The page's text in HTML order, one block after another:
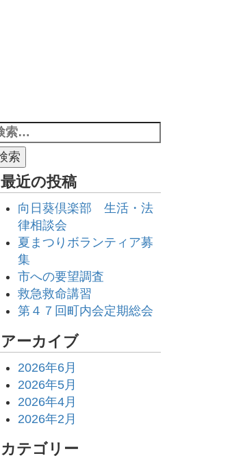
最近の投稿
向日葵倶楽部 生活・法
律相談会
夏まつりボランティア募
集
市への要望調査
救急救命講習
第４７回町内会定期総会
アーカイブ
2026年6月
2026年5月
2026年4月
2026年2月
カテゴリー